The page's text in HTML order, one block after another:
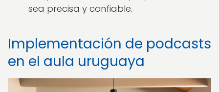
sea precisa y confiable.
Implementación de podcasts
en el aula uruguaya